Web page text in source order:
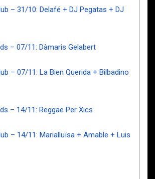
– 31/10: Delafé + DJ Pegatas + DJ
– 07/11: Dàmaris Gelabert
– 07/11: La Bien Querida + Bilbadino
– 14/11: Reggae Per Xics
– 14/11: Marialluïsa + Amable + Luis